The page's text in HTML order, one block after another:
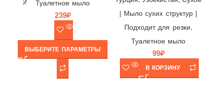
Туалетное мыло
239₽
ВЫБЕРИТЕ ПАРАМЕТРЫ
| Мыло сухих структур |
Подходит для резки,
Туалетное мыло
99₽
В КОРЗИНУ